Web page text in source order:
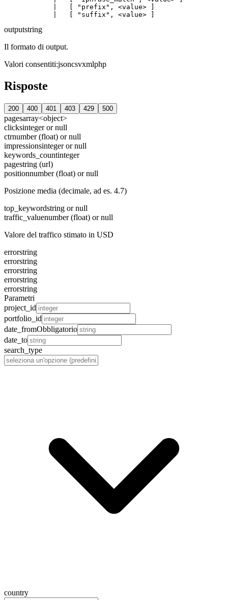
            |   [ "prefix", <value> ]
outputstring
Il formato di output.
Valori consentiti:jsoncsvxmlphp
Risposte
200 400 401 403 429 500
pagesarray<object>
clicksinteger or null
ctrnumber (float) or null
impressionsinteger or null
keywords_countinteger
pagestring (url)
positionnumber (float) or null
Posizione media (decimale, ad es. 4.7)
top_keywordstring or null
traffic_valuenumber (float) or null
Valore del traffico stimato in USD
errorstring
errorstring
errorstring
errorstring
errorstring
Parametri
project_id
portfolio_id
date_fromObbligatorio
date_to
search_type
country